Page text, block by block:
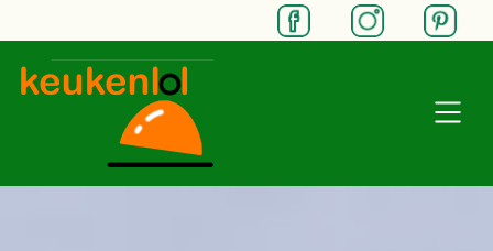
SKIP TO MAIN CONTENT